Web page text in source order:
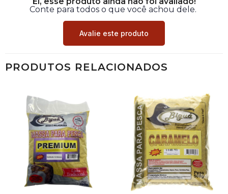
Conte para todos o que você achou dele.
Avalie este produto
PRODUTOS RELACIONADOS